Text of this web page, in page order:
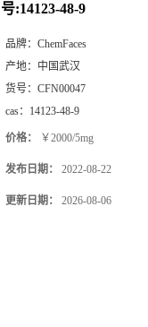
号:14123-48-9
品牌： ChemFaces
产地： 中国武汉
货号： CFN00047
cas： 14123-48-9
价格： ￥2000/5mg
发布日期： 2022-08-22
更新日期： 2026-08-06